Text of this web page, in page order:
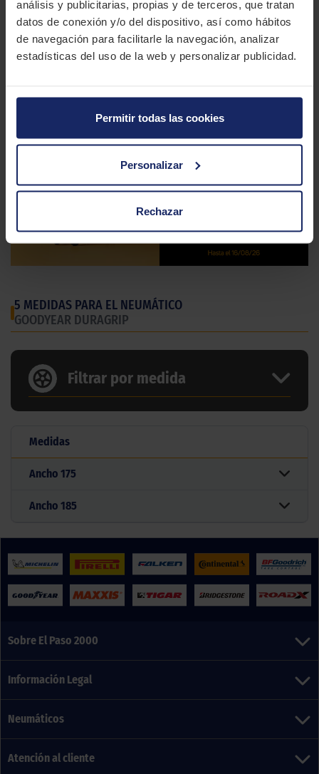
análisis y publicitarias, propias y de terceros, que tratan
datos de conexión y/o del dispositivo, así como hábitos
de navegación para facilitarle la navegación, analizar
estadísticas del uso de la web y personalizar publicidad.
Permitir todas las cookies
Personalizar
Rechazar
Modelo
DURAGRIP
Estación
Verano
5 MEDIDAS PARA EL NEUMÁTICO
GOODYEAR DURAGRIP
Filtrar por medida
Medidas
Ancho 175
Ancho 185
Sobre El Paso 2000
Información Legal
Neumáticos
Atención al cliente